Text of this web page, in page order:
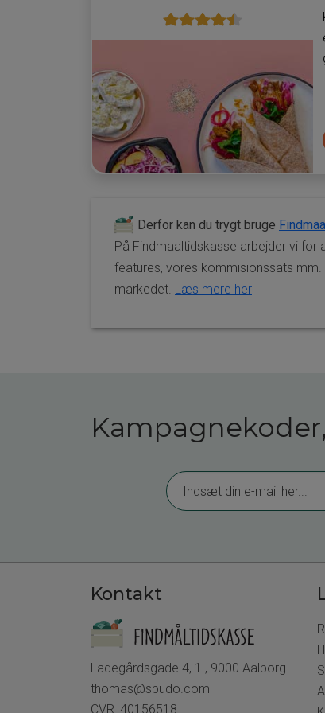
Derfor kan du trygt bruge
På Findmaaltidskasse arbejder vi
features, vores kommisionssats
markedet. Læs mere her
Kontakt
Ladegårdsgade 4, 1., 9000 Aalborg
thomas@spudo.com
CVR: 40156518